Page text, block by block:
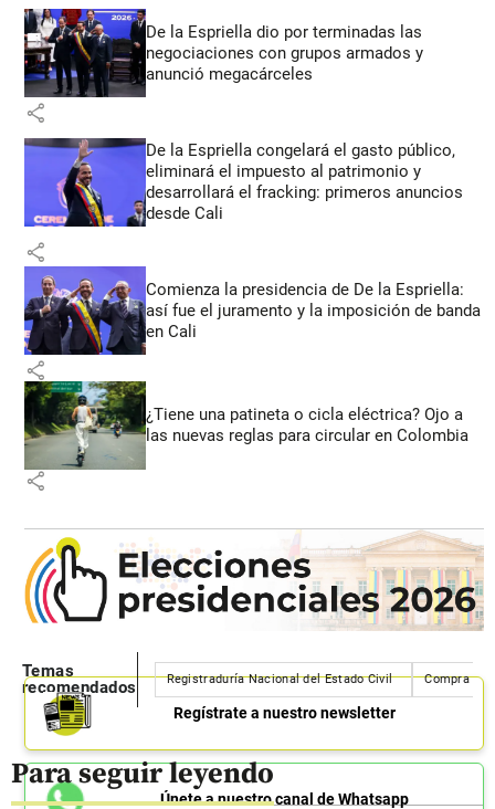
De la Espriella dio por terminadas las
negociaciones con grupos armados y
anunció megacárceles
share
De la Espriella congelará el gasto público,
eliminará el impuesto al patrimonio y
desarrollará el fracking: primeros anuncios
desde Cali
share
Comienza la presidencia de De la Espriella:
así fue el juramento y la imposición de banda
en Cali
share
¿Tiene una patineta o cicla eléctrica? Ojo a
las nuevas reglas para circular en Colombia
share
Temas
recomendados
Registraduría Nacional del Estado Civil Compra de
Para seguir leyendo
Regístrate a nuestro newsletter
Únete a nuestro canal de Whatsapp